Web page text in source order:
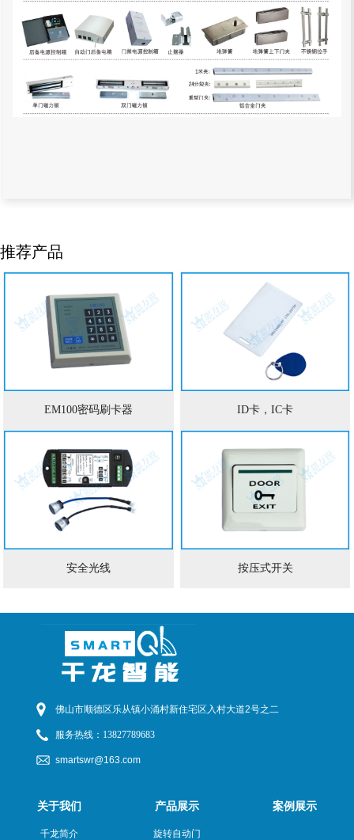
推荐产品
EM100密码刷卡器 ID卡，IC卡
安全光线 按压式开关
佛山市顺德区乐从镇小涌村新住宅区入村大道2号之二
服务热线： 13827789683
smartswr@163.com
关于我们
千龙简介
产品展示
旋转自动门
案例展示